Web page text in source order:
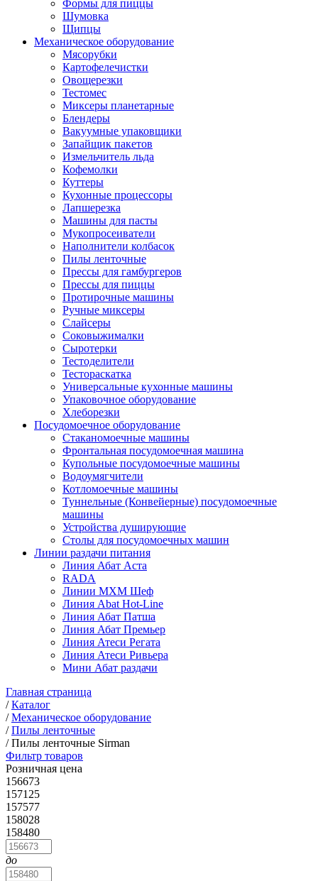
Формы для пиццы
Шумовка
Щипцы
Механическое оборудование
Мясорубки
Картофелечистки
Овощерезки
Тестомес
Миксеры планетарные
Блендеры
Вакуумные упаковщики
Запайщик пакетов
Измельчитель льда
Кофемолки
Куттеры
Кухонные процессоры
Лапшерезка
Машины для пасты
Мукопросеиватели
Наполнители колбасок
Пилы ленточные
Прессы для гамбургеров
Прессы для пиццы
Протирочные машины
Ручные миксеры
Слайсеры
Соковыжималки
Сыротерки
Тестоделители
Тестораскатка
Универсальные кухонные машины
Упаковочное оборудование
Хлеборезки
Посудомоечное оборудование
Стаканомоечные машины
Фронтальная посудомоечная машина
Купольные посудомоечные машины
Водоумягчители
Котломоечные машины
Туннельные (Конвейерные) посудомоечные
машины
Устройства душирующие
Столы для посудомоечных машин
Линии раздачи питания
Линия Абат Аста
RADA
Линии МХМ Шеф
Линия Abat Hot-Line
Линия Абат Патша
Линия Абат Премьер
Линия Атеси Регата
Линия Атеси Ривьера
Мини Абат раздачи
Главная страница
/Каталог
/Механическое оборудование
/Пилы ленточные
/Пилы ленточные Sirman
Фильтр товаров
Розничная цена
156673
157125
157577
158028
158480
до